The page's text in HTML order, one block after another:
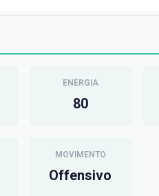
ENERGIA
80
MOVIMENTO
Offensivo